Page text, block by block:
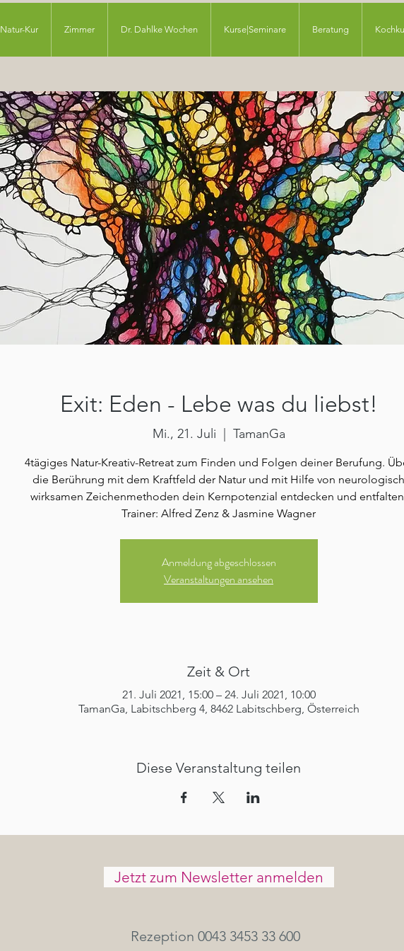
Natur-Kur Zimmer Dr. Dahlke Wochen Kurse|Seminare Beratung
Exit: Eden - Lebe was du liebst!
Mi., 21. Juli TamanGa
4tägiges Natur-Kreativ-Retreat zum Finden und Folgen deiner Berufung.
die Berührung mit dem Kraftfeld der Natur und mit Hilfe von neurologisch
wirksamen Zeichenmethoden dein Kernpotenzial entdecken und
Trainer: Alfred Zenz & Jasmine Wagner
Anmeldung abgeschlossen
Veranstaltungen ansehen
Zeit & Ort
21. Juli 2021, 15:00 – 24. Juli 2021, 10:00
TamanGa, Labitschberg 4, 8462 Labitschberg, Österreich
Diese Veranstaltung teilen
Jetzt zum Newsletter anmelden
Rezeption 0043 3453 33 600